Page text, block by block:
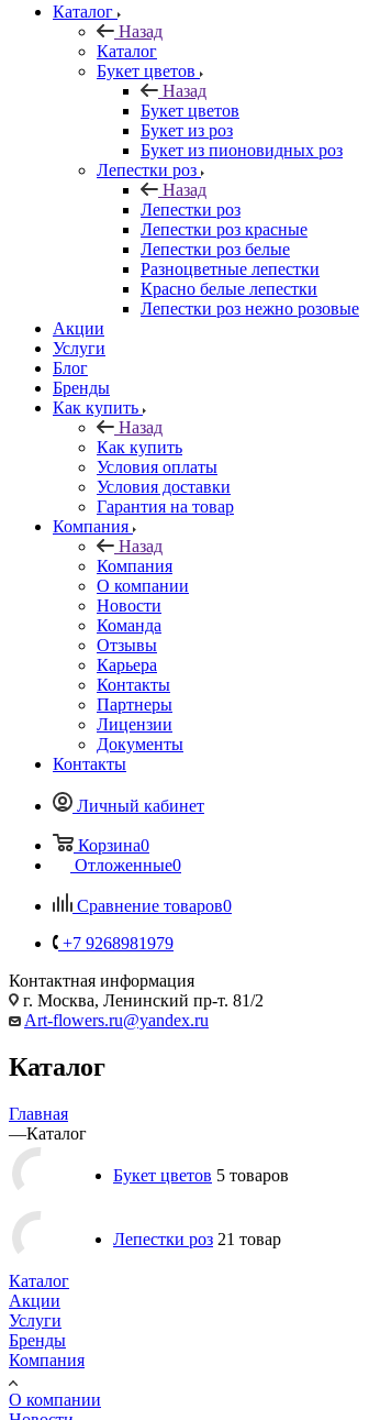
Каталог
Назад
Каталог
Букет цветов
Назад
Букет цветов
Букет из роз
Букет из пионовидных роз
Лепестки роз
Назад
Лепестки роз
Лепестки роз красные
Лепестки роз белые
Разноцветные лепестки
Красно белые лепестки
Лепестки роз нежно розовые
Акции
Услуги
Блог
Бренды
Как купить
Назад
Как купить
Условия оплаты
Условия доставки
Гарантия на товар
Компания
Назад
Компания
О компании
Новости
Команда
Отзывы
Карьера
Контакты
Партнеры
Лицензии
Документы
Контакты
Личный кабинет
Корзина0
Отложенные0
Сравнение товаров0
+7 9268981979
Контактная информация
г. Москва, Ленинский пр-т. 81/2
Art-flowers.ru@yandex.ru
Каталог
Главная
—Каталог
Букет цветов 5 товаров
Лепестки роз 21 товар
Каталог
Акции
Услуги
Бренды
Компания
О компании